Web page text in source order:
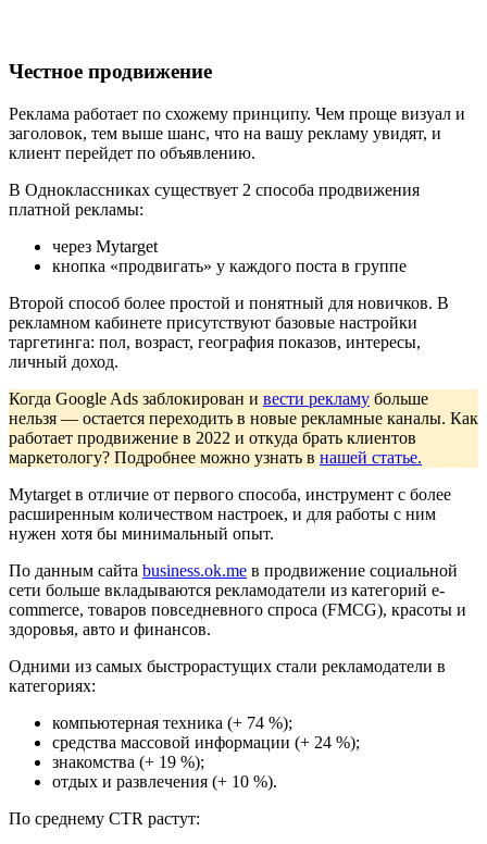
Честное продвижение
Реклама работает по схожему принципу. Чем проще визуал и
заголовок, тем выше шанс, что на вашу рекламу увидят, и
клиент перейдет по объявлению.
В Одноклассниках существует 2 способа продвижения
платной рекламы:
через Mytarget
кнопка «продвигать» у каждого поста в группе
Второй способ более простой и понятный для новичков. В
рекламном кабинете присутствуют базовые настройки
таргетинга: пол, возраст, география показов, интересы,
личный доход.
Когда Google Ads заблокирован и вести рекламу больше
нельзя — остается переходить в новые рекламные каналы. Как
работает продвижение в 2022 и откуда брать клиентов
маркетологу? Подробнее можно узнать в нашей статье.
Mytarget в отличие от первого способа, инструмент с более
расширенным количеством настроек, и для работы с ним
нужен хотя бы минимальный опыт.
По данным сайта business.ok.me в продвижение социальной
сети больше вкладываются рекламодатели из категорий e-
commerce, товаров повседневного спроса (FMCG), красоты и
здоровья, авто и финансов.
Одними из самых быстрорастущих стали рекламодатели в
категориях:
компьютерная техника (+ 74 %);
средства массовой информации (+ 24 %);
знакомства (+ 19 %);
отдых и развлечения (+ 10 %).
По среднему CTR растут: